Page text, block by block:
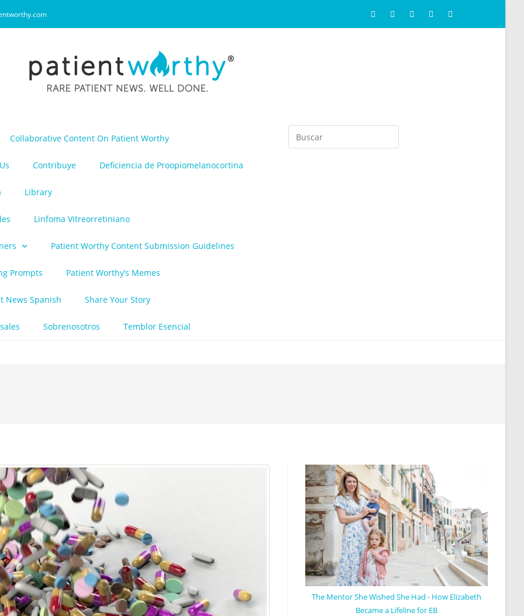
Collaborative Content On Patient Worthy
Contribuye Deficiencia de Proopiomelanocortina
Library
Linfoma Vitreorretiniano
Patient Worthy Content Submission Guidelines
Prompts Patient Worthy’s Memes
News Spanish Share Your Story
Sobrenosotros Temblor Esencial
The Mentor She Wished She Had - How Elizabeth
Became a Lifeline for EB